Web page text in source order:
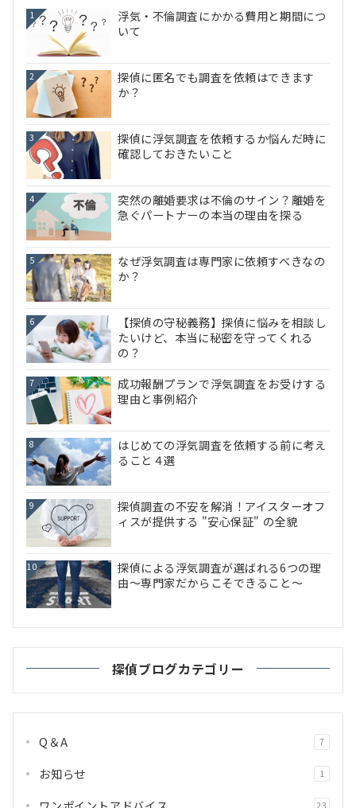
1
浮気・不倫調査にかかる費用と期間につ
いて
2
探偵に匿名でも調査を依頼はできます
か？
3
探偵に浮気調査を依頼するか悩んだ時に
確認しておきたいこと
4
突然の離婚要求は不倫のサイン？離婚を
急ぐパートナーの本当の理由を探る
5
なぜ浮気調査は専門家に依頼すべきなの
か？
6
【探偵の守秘義務】探偵に悩みを相談し
たいけど、本当に秘密を守ってくれる
の？
7
成功報酬プランで浮気調査をお受けする
理由と事例紹介
8
はじめての浮気調査を依頼する前に考え
ること４選
9
探偵調査の不安を解消！アイスターオフ
ィスが提供する "安心保証" の全貌
10
探偵による浮気調査が選ばれる6つの理
由～専門家だからこそできること～
探偵ブログカテゴリー
Q＆A 7
お知らせ 1
23